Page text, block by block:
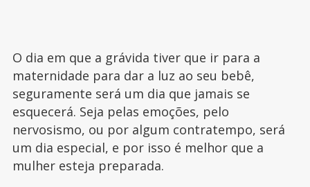
O dia em que a grávida tiver que ir para a
maternidade para dar a luz ao seu bebê,
seguramente será um dia que jamais se
esquecerá. Seja pelas emoções, pelo
nervosismo, ou por algum contratempo, será
um dia especial, e por isso é melhor que a
mulher esteja preparada.